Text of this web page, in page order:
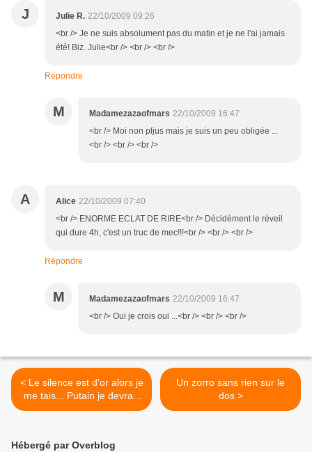
J Julie R. 22/10/2009 09:26
<br /> Je ne suis absolument pas du matin et je ne l'ai jamais
été! Biz. Julie<br /> <br /> <br />
Répondre
M Madamezazaofmars 22/10/2009 16:47
<br /> Moi non pljus mais je suis un peu obligée ...
<br /> <br /> <br />
A Alice 22/10/2009 07:40
<br /> ENORME ECLAT DE RIRE<br /> Décidément le réveil
qui dure 4h, c'est un truc de mec!!!<br /> <br /> <br />
Répondre
M Madamezazaofmars 22/10/2009 16:47
<br /> Oui je crois oui ...<br /> <br /> <br />
< Le silence est d'or alors je
me tais... Putain je devrais
etre riche ...
Un zorro sans rien sur le
dos >
Hébergé par Overblog